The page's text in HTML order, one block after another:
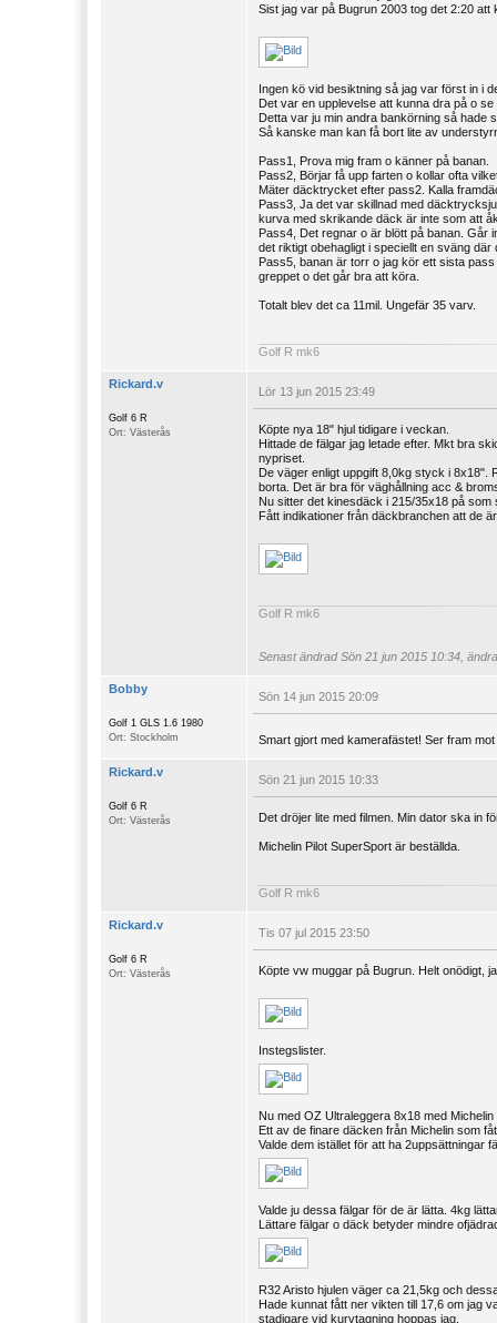
Sist jag var på Bugrun 2003 tog det 2:20 att
Ingen kö vid besiktning så jag var först in i
Det var en upplevelse att kunna dra på o
Detta var ju min andra bankörning så
Så kanske man kan få bort lite av
Pass1, Prova mig fram o känner på banan.
Pass2, Börjar få upp farten o kollar ofta
Mäter däcktrycket efter pass2. Kalla
Pass3, Ja det var skillnad med
kurva med skrikande däck är inte som att
Pass4, Det regnar o är blött på banan. Går
det riktigt obehagligt i speciellt en sväng
Pass5, banan är torr o jag kör ett sista
greppet o det går bra att köra.
Totalt blev det ca 11mil. Ungefär 35 varv.
Golf R mk6
Rickard.v
Golf 6 R
Ort: Västerås
Lör 13 jun 2015 23:49
Köpte nya 18" hjul tidigare i veckan.
Hittade de fälgar jag letade efter. Mkt bra
nypriset.
De väger enligt uppgift 8,0kg styck i 8x18".
borta. Det är bra för väghållning acc &
Nu sitter det kinesdäck i 215/35x18 på
Fått indikationer från däckbranchen att de
Golf R mk6
Senast ändradSön 21 jun 2015 10:34,
Bobby
Golf 1 GLS 1.6 1980
Ort: Stockholm
Sön 14 jun 2015 20:09
Smart gjort med kamerafästet! Ser fram
Rickard.v
Golf 6 R
Ort: Västerås
Sön 21 jun 2015 10:33
Det dröjer lite med filmen. Min dator ska in
Michelin Pilot SuperSport är beställda.
Golf R mk6
Rickard.v
Golf 6 R
Ort: Västerås
Tis 07 jul 2015 23:50
Köpte vw muggar på Bugrun. Helt onödigt,
Instegslister.
Nu med OZ Ultraleggera 8x18 med Michelin
Ett av de finare däcken från Michelin som
Valde dem istället för att ha 2uppsättningar
Valde ju dessa fälgar för de är lätta. 4kg
Lättare fälgar o däck betyder mindre
R32 Aristo hjulen väger ca 21,5kg och
Hade kunnat fått ner vikten till 17,6 om jag
stadigare vid kurvtagning hoppas jag.